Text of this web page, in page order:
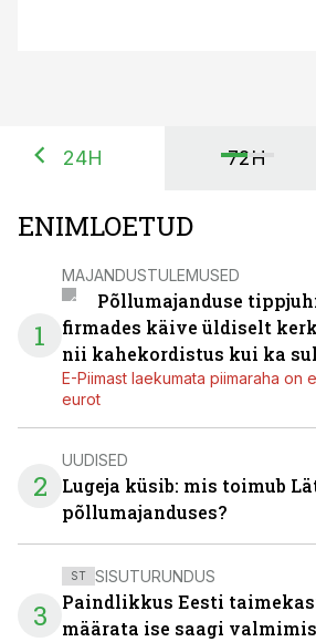
24H 72H
ENIMLOETUD
1
MAJANDUSTULEMUSED
Põllumajanduse
firmades käive üldiselt
nii kahekordistus kui ka
E-Piimast laekumata piimaraha on
eurot
2
UUDISED
Lugeja küsib: mis toimub
põllumajanduses?
3
ST SISUTURUNDUS
Paindlikkus Eesti
määrata ise saagi